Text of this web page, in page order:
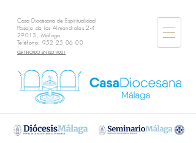
Casa Diocesana de Espiritualidad
Pasaje de los Almendrales 2-4
29013, Málaga
Teléfono: 952 25 06 00
CERTIFICADO EN ISO 9001